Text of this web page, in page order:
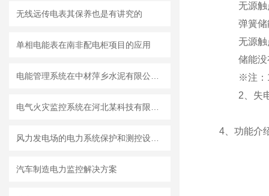
无线远传电表其保养也是有讲究的
单相电能表在南非配电柜项目的应用
汽车制造电力监控解决方案
无源触点
弹簧储能
无源触点
储能没有
※注：1、
2、失电
4、功能介